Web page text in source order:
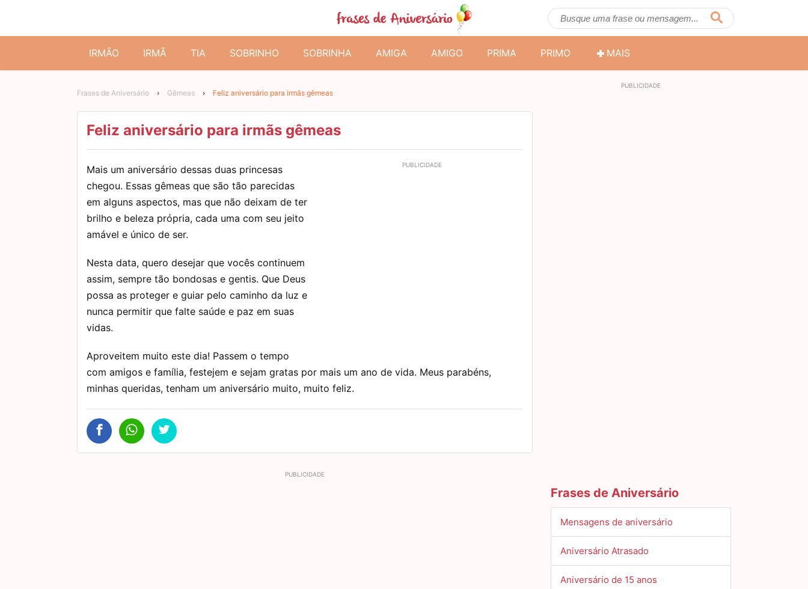
IRMÃO IRMÃ TIA SOBRINHO SOBRINHA AMIGA AMIGO PRIMA PRIMO MAIS
Frases de Aniversário › Gêmeas › Feliz aniversário para irmãs gêmeas
Feliz aniversário para irmãs gêmeas
Mais um aniversário dessas duas princesas
chegou. Essas gêmeas que são tão parecidas
em alguns aspectos, mas que não deixam de ter
brilho e beleza própria, cada uma com seu jeito
amável e único de ser.
Nesta data, quero desejar que vocês continuem
assim, sempre tão bondosas e gentis. Que Deus
possa as proteger e guiar pelo caminho da luz e
nunca permitir que falte saúde e paz em suas
vidas.
Aproveitem muito este dia! Passem o tempo
com amigos e família, festejem e sejam gratas por mais um ano de vida. Meus parabéns,
minhas queridas, tenham um aniversário muito, muito feliz.
Frases de Aniversário
Mensagens de aniversário
Aniversário Atrasado
Aniversário de 15 anos